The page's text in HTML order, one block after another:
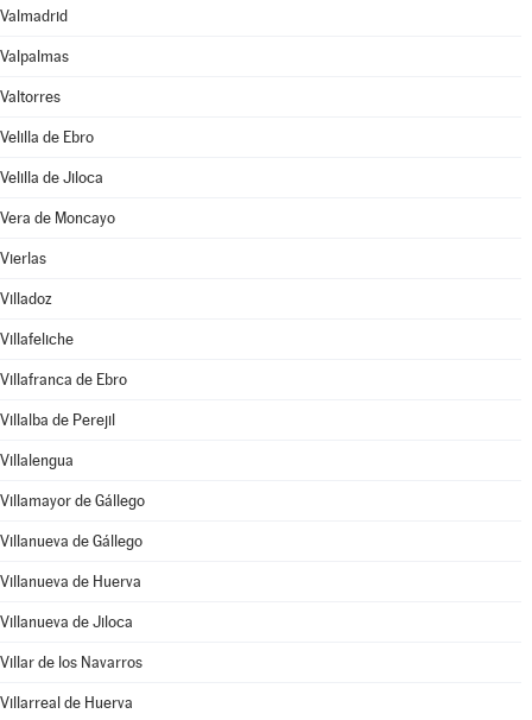
Valmadrid
Valpalmas
Valtorres
Velilla de Ebro
Velilla de Jiloca
Vera de Moncayo
Vierlas
Villadoz
Villafeliche
Villafranca de Ebro
Villalba de Perejil
Villalengua
Villamayor de Gállego
Villanueva de Gállego
Villanueva de Huerva
Villanueva de Jiloca
Villar de los Navarros
Villarreal de Huerva